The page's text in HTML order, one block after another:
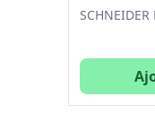
SCHNEIDER